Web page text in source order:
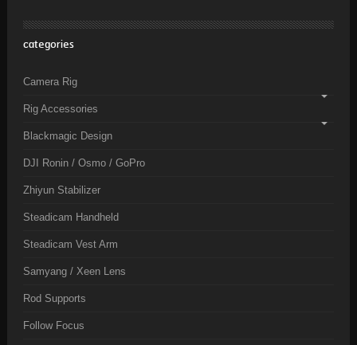
categories
Camera Rig
Rig Accessories
Blackmagic Design
DJI Ronin / Osmo / GoPro
Zhiyun Stabilizer
Steadicam Handheld
Steadicam Vest Arm
Samyang / Xeen Lens
Rod Supports
Follow Focus